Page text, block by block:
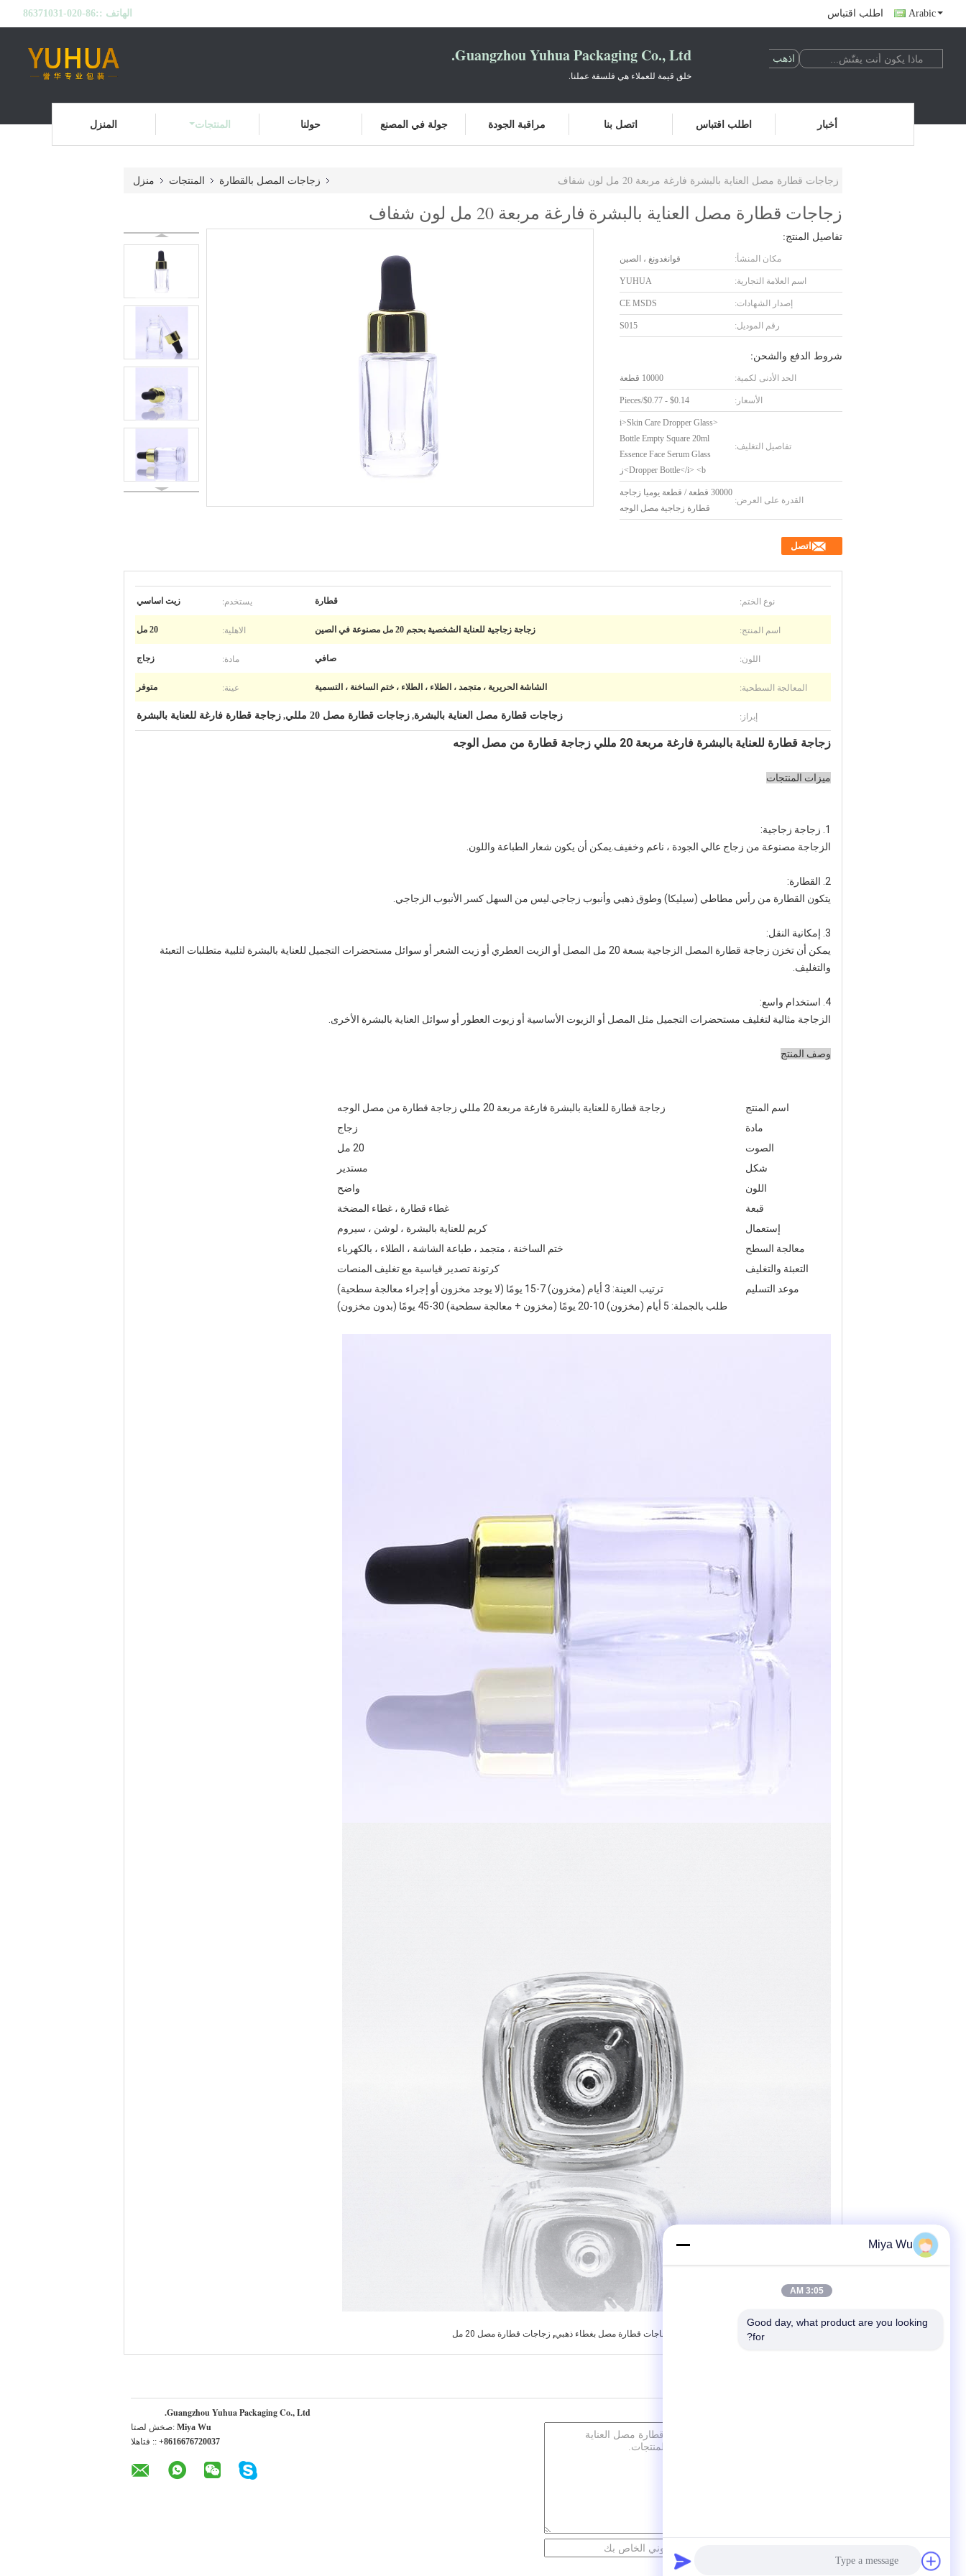
الهاتف ::86-020-86371031 اطلب اقتباس Arabic
Guangzhou Yuhua Packaging Co., Ltd.
خلق قيمة للعملاء هي فلسفة عملنا.
المنزل المنتجات حولنا جولة في المصنع مراقبة الجودة اتصل بنا اطلب اقتباس أخبار
منزل المنتجات زجاجات المصل بالقطارة زجاجات قطارة مصل العناية بالبشرة فارغة مربعة 20 مل لون شفاف
زجاجات قطارة مصل العناية بالبشرة فارغة مربعة 20 مل لون شفاف
تفاصيل المنتج:
مكان المنشأ: قوانغدونغ ، الصين
اسم العلامة التجارية: YUHUA
إصدار الشهادات: CE MSDS
رقم الموديل: S015
شروط الدفع والشحن:
الحد الأدنى لكمية: 10000 قطعة
الأسعار: $0.14 - $0.77/Pieces
تفاصيل التغليف:
<i>Skin Care Dropper Glass
Bottle Empty Square 20ml
Essence Face Serum Glass
Dropper Bottle</i> <b>ز
القدرة على العرض:
30000 قطعة / قطعة يوميا زجاجة
قطارة زجاجية مصل الوجه
اتصل
نوع الختم: قطارة يستخدم: زيت اساسي
اسم المنتج: زجاجة زجاجية للعناية الشخصية بحجم 20 مل مصنوعة في الصين الاهلية: 20 مل
اللون: صافي مادة: زجاج
المعالجة السطحية: الشاشة الحريرية ، متجمد ، الطلاء ، الطلاء ، ختم الساخنة ، التسمية عينة: متوفر
إبراز: زجاجات قطارة مصل العناية بالبشرة, زجاجات قطارة مصل 20 مللي , زجاجة قطارة فارغة للعناية بالبشرة
زجاجة قطارة للعناية بالبشرة فارغة مربعة 20 مللي زجاجة قطارة من مصل الوجه
ميزات المنتجات
1. زجاجة زجاجية:
الزجاجة مصنوعة من زجاج عالي الجودة ، ناعم وخفيف.يمكن أن يكون شعار الطباعة واللون.
2. القطارة:
يتكون القطارة من رأس مطاطي (سيليكا) وطوق ذهبي وأنبوب زجاجي.ليس من السهل كسر الأنبوب الزجاجي.
3. إمكانية النقل:
يمكن أن تخزن زجاجة قطارة المصل الزجاجية بسعة 20 مل المصل أو الزيت العطري أو زيت الشعر أو سوائل مستحضرات التجميل للعناية بالبشرة لتلبية متطلبات التعبئة
والتغليف.
4. استخدام واسع:
الزجاجة مثالية لتغليف مستحضرات التجميل مثل المصل أو الزيوت الأساسية أو زيوت العطور أو سوائل العناية بالبشرة الأخرى.
وصف المنتج
اسم المنتج
زجاجة قطارة للعناية بالبشرة فارغة مربعة 20 مللي زجاجة قطارة من مصل الوجه
مادة
زجاج
الصوت
20 مل
شكل
مستدير
اللون
واضح
قبعة
غطاء قطارة ، غطاء المضخة
إستعمال
كريم للعناية بالبشرة ، لوشن ، سيروم
معالجة السطح
ختم الساخنة ، متجمد ، طباعة الشاشة ، الطلاء ، بالكهرباء
التعبئة والتغليف
كرتونة تصدير قياسية مع تغليف المنصات
موعد التسليم
ترتيب العينة: 3 أيام (مخزون) 7-15 يومًا (لا يوجد مخزون أو إجراء معالجة سطحية)
طلب بالجملة: 5 أيام (مخزون) 10-20 يومًا (مخزون + معالجة سطحية) 30-45 يومًا (بدون مخزون)
بطاقة: زجاجات قطارة مصل زجاجية شفافة زجاجات قطارة مصل بغطاء ذهبي, زجاجات قطارة مصل 20 مل
Guangzhou Yuhua Packaging Co., Ltd.
اتصل شخص: Miya Wu
الهاتف :: +8616676720037
Miya Wu
3:05 AM
Good day, what product are you looking
for?